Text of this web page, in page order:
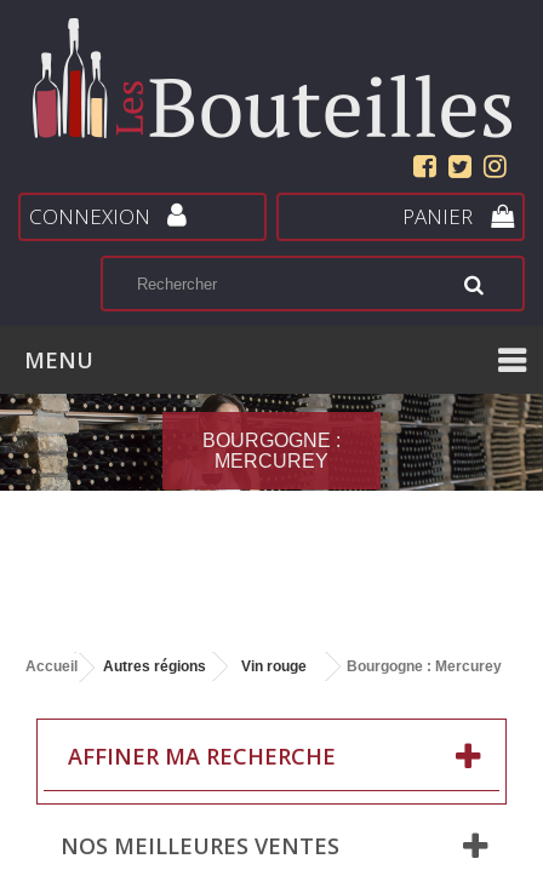
PANIER
CONNEXION
MENU
BOURGOGNE :
MERCUREY
Accueil Autres régions Vin rouge Bourgogne : Mercurey
AFFINER MA RECHERCHE
NOS MEILLEURES VENTES